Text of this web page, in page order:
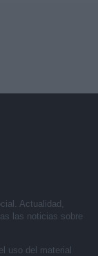
Actualidad,
las noticias sobre
uso del material